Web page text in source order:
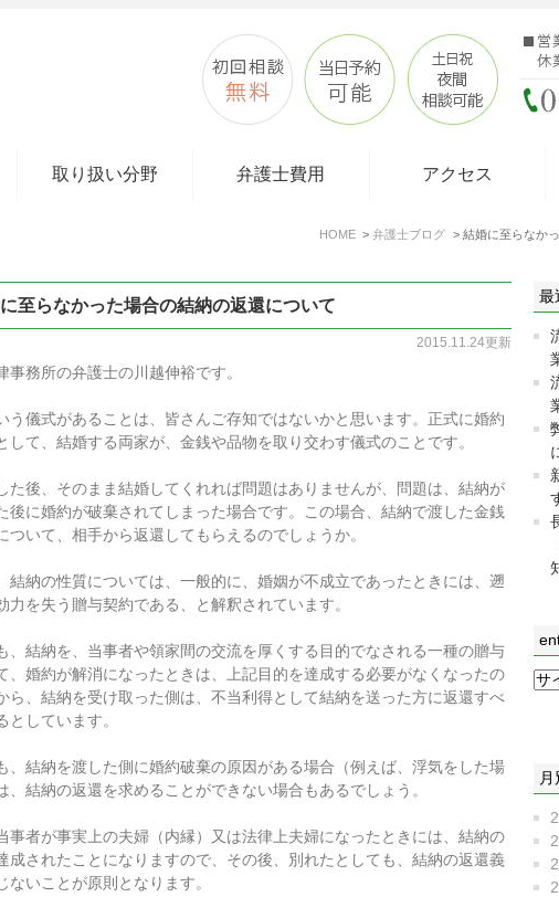
取り扱い分野 弁護士費用 アクセス
HOME 弁護士ブログ 結婚に至らなか
至らなかった場合の結納の返還について
2015.11.24更新
事務所の弁護士の川越伸裕です。
う儀式があることは、皆さんご存知ではないかと思います。正式に婚約
して、結婚する両家が、金銭や品物を取り交わす儀式のことです。
た後、そのまま結婚してくれれば問題はありませんが、問題は、結納が
後に婚約が破棄されてしまった場合です。この場合、結納で渡した金銭
ついて、相手から返還してもらえるのでしょうか。
結納の性質については、一般的に、婚姻が不成立であったときには、遡
力を失う贈与契約である、と解釈されています。
、結納を、当事者や領家間の交流を厚くする目的でなされる一種の贈与
、婚約が解消になったときは、上記目的を達成する必要がなくなったの
ら、結納を受け取った側は、不当利得として結納を送った方に返還すべ
としています。
、結納を渡した側に婚約破棄の原因がある場合（例えば、浮気をした場
、結納の返還を求めることができない場合もあるでしょう。
事者が事実上の夫婦（内縁）又は法律上夫婦になったときには、結納の
成されたことになりますので、その後、別れたとしても、結納の返還義
ないことが原則となります。
最